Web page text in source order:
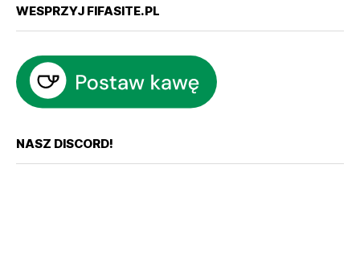
WESPRZYJ FIFASITE.PL
NASZ DISCORD!